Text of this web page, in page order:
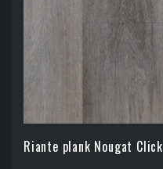
Riante plank Nougat Click